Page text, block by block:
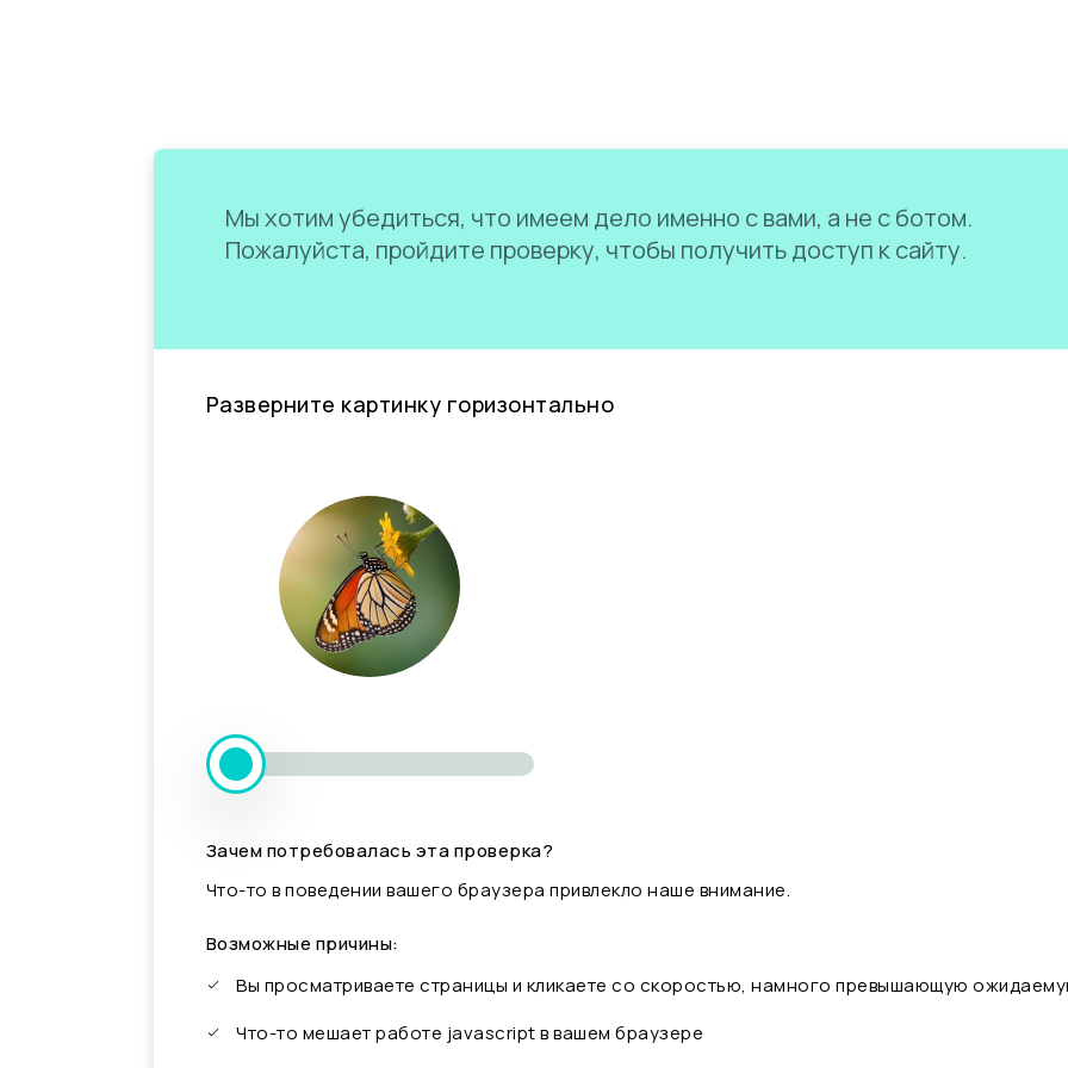
Мы хотим убедиться, что имеем дело именно с вами, а не с ботом.
Пожалуйста, пройдите проверку, чтобы получить доступ к сайту.
Разверните картинку горизонтально
Зачем потребовалась эта проверка?
Что-то в поведении вашего браузера привлекло наше внимание.
Возможные причины:
Вы просматриваете страницы и кликаете со скоростью, намного превышающую
Что-то мешает работе javascript в вашем браузере